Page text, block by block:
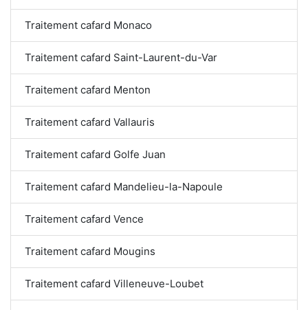
Traitement cafard Monaco
Traitement cafard Saint-Laurent-du-Var
Traitement cafard Menton
Traitement cafard Vallauris
Traitement cafard Golfe Juan
Traitement cafard Mandelieu-la-Napoule
Traitement cafard Vence
Traitement cafard Mougins
Traitement cafard Villeneuve-Loubet